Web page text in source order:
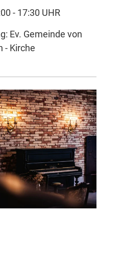
- 17:30 UHR
Ev. Gemeinde von
- Kirche